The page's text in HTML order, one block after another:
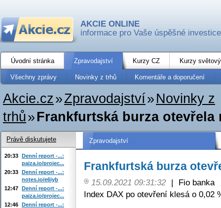
AKCIE ONLINE
informace pro Vaše úspěšné investice
Úvodní stránka Zpravodajství Kurzy CZ Kurzy
Všechny zprávy Novinky z trhů Komentáře a doporučení
Akcie.cz»Zpravodajství» Novinky z
trhů»Frankfurtská burza otevřela
Zpravodajství
Frankfurtská burza
15.09.2021 09:31:32 |
Fio banka
Index DAX po otevření klesá o 0,02
Právě diskutujete
20:33 Denní report -...:
paiza.io/projec...
20:33 Denní report -...:
notes.io/e6iyb
12:47 Denní report -...:
paiza.io/projec...
12:46 Denní report -...: